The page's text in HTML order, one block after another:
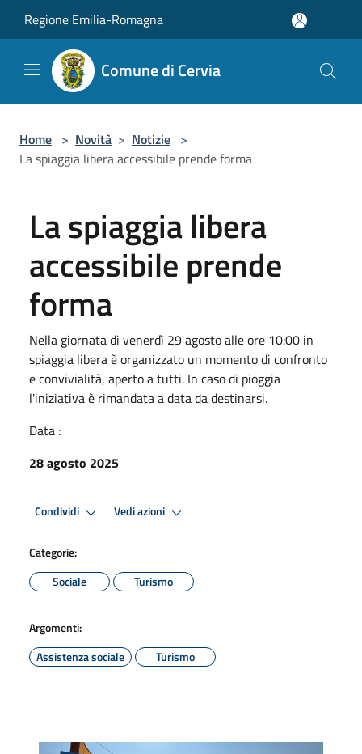
Regione Emilia-Romagna
Comune di Cervia
Home > Novità > Notizie >
La spiaggia libera accessibile prende forma
La spiaggia libera
accessibile prende
forma
Nella giornata di venerdì 29 agosto alle ore 10:00 in
spiaggia libera è organizzato un momento di confronto
e convivialità, aperto a tutti. In caso di pioggia
l'iniziativa è rimandata a data da destinarsi.
Data :
28 agosto 2025
Condividi Vedi azioni
Categorie:
Sociale
Turismo
Argomenti:
Assistenza sociale
Turismo